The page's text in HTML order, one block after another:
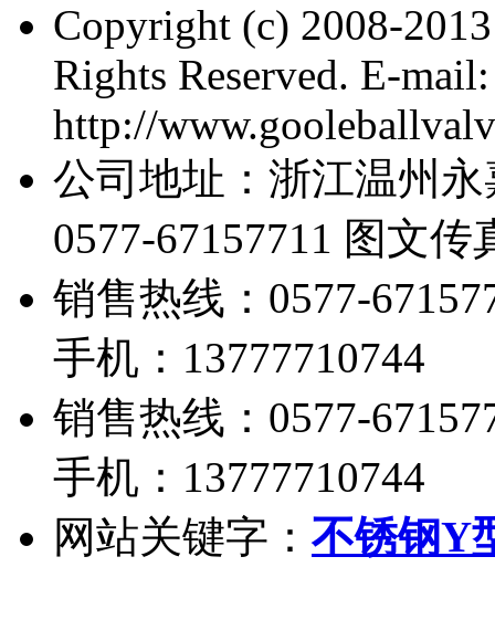
Copyright (c) 2008-
Rights Reserved. E-
http://
公司地址：浙江温州
0577-67157711 图文传
销售热线：0577-
手机：13777710744
销售热线：0577-
手机：13777710744
网站关键字： 不锈钢Y